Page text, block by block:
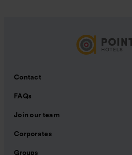
Contact
FAQs
Join our team
Corporates
Groups